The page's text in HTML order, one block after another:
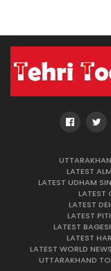
LATEST
LATEST UDHAM
LATEST
LATEST
LATEST
LATEST
LATEST
LATEST WORLD NEWS
UTTARAKHAND